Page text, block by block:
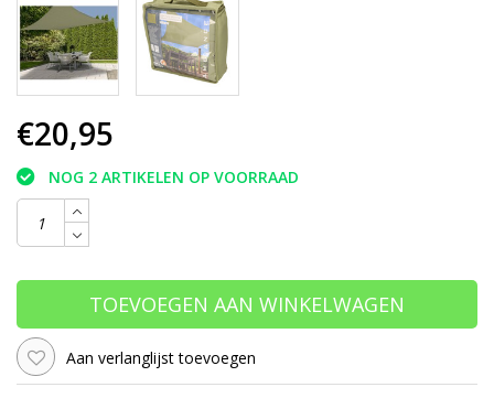
€20,95
NOG 2 ARTIKELEN OP VOORRAAD
TOEVOEGEN AAN WINKELWAGEN
Aan verlanglijst toevoegen